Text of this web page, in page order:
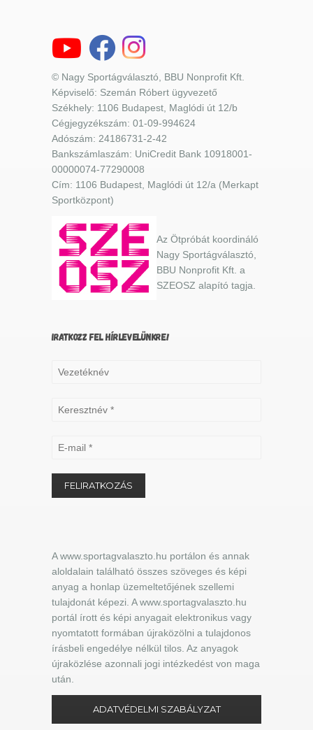
© Nagy Sportágválasztó, BBU Nonprofit Kft.
Képviselő: Szemán Róbert ügyvezető
Székhely: 1106 Budapest, Maglódi út 12/b
Cégjegyzékszám: 01-09-994624
Adószám: 24186731-2-42
Bankszámlaszám: UniCredit Bank 10918001-
00000074-77290008
Cím: 1106 Budapest, Maglódi út 12/a (Merkapt
Sportközpont)
Az Ötpróbát koordináló
Nagy Sportágválasztó,
BBU Nonprofit Kft. a
SZEOSZ alapító tagja.
IRATKOZZ FEL HÍRLEVELÜNKRE!
A www.sportagvalaszto.hu portálon és annak
aloldalain található összes szöveges és képi
anyag a honlap üzemeltetőjének szellemi
tulajdonát képezi. A www.sportagvalaszto.hu
portál írott és képi anyagait elektronikus vagy
nyomtatott formában újraközölni a tulajdonos
írásbeli engedélye nélkül tilos. Az anyagok
újraközlése azonnali jogi intézkedést von maga
után.
ADATVÉDELMI SZABÁLYZAT